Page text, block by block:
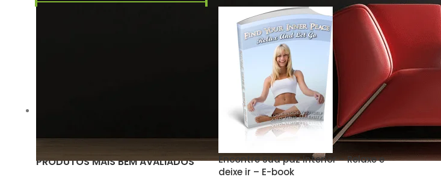
PRODUTOS MAIS BEM AVALIADOS
Encontre sua paz interior – Relaxe e
deixe ir – E-book